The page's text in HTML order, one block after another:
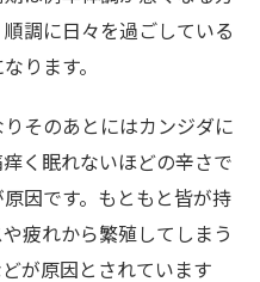
調に日々を過ごしている
ります。
そのあとにはカンジダに
く眠れないほどの辛さで
因です。もともと皆が持
疲れから繁殖してしまう
が原因とされています